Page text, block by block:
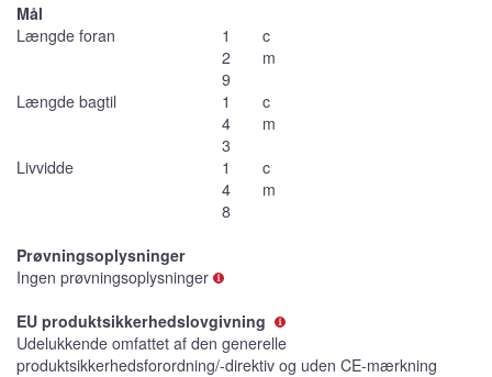
Mål
Længde foran
1
2
9
c
m
Længde bagtil
1
4
3
c
m
Livvidde
1
4
8
c
m
Prøvningsoplysninger
Ingen prøvningsoplysninger
EU produktsikkerhedslovgivning
Udelukkende omfattet af den generelle
produktsikkerhedsforordning/-direktiv og uden CE-mærkning